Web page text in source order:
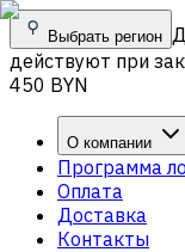
Выбрать регион
действуют при
450 BYN
О компании
Программа
Оплата
Доставка
Контакты